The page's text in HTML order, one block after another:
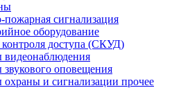
сигнализация
оборудование
доступа (СКУД)
видеонаблюдения
оповещения
и сигнализации прочее